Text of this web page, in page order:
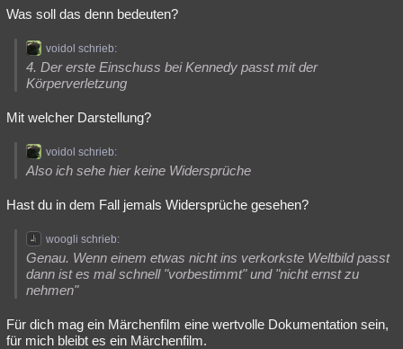
Was soll das denn bedeuten?
voidol schrieb:
4. Der erste Einschuss bei Kennedy passt mit der
Körperverletzung
Mit welcher Darstellung?
voidol schrieb:
Also ich sehe hier keine Widersprüche
Hast du in dem Fall jemals Widersprüche gesehen?
woogli schrieb:
Genau. Wenn einem etwas nicht ins verkorkste Weltbild passt
dann ist es mal schnell "vorbestimmt" und "nicht ernst zu
nehmen"
Für dich mag ein Märchenfilm eine wertvolle Dokumentation sein,
für mich bleibt es ein Märchenfilm.